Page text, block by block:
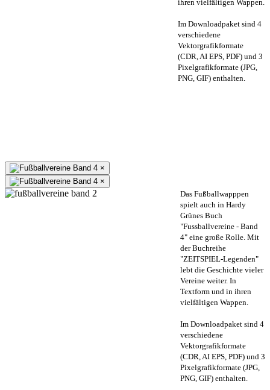
ihren vielfältigen Wappen.
Im Downloadpaket sind 4
verschiedene
Vektorgrafikformate
(CDR, AI EPS, PDF) und 3
Pixelgrafikformate (JPG,
PNG, GIF) enthalten.
×
×
Das Fußballwapppen
spielt auch in Hardy
Grünes Buch
"Fussballvereine - Band
4" eine große Rolle. Mit
der Buchreihe
"ZEITSPIEL-Legenden"
lebt die Geschichte vieler
Vereine weiter. In
Textform und in ihren
vielfältigen Wappen.
Im Downloadpaket sind 4
verschiedene
Vektorgrafikformate
(CDR, AI EPS, PDF) und 3
Pixelgrafikformate (JPG,
PNG, GIF) enthalten.